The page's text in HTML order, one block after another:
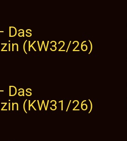
Das
(KW32/26)
Das
(KW31/26)